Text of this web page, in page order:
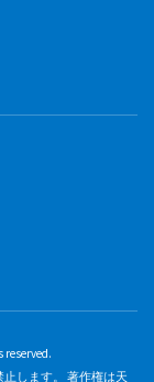
reserved.
します。 著作権は天